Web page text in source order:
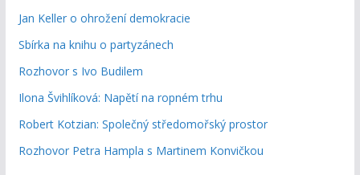
Jan Keller o ohrožení demokracie
Sbírka na knihu o partyzánech
Rozhovor s Ivo Budilem
Ilona Švihlíková: Napětí na ropném trhu
Robert Kotzian: Společný středomořský prostor
Rozhovor Petra Hampla s Martinem Konvičkou